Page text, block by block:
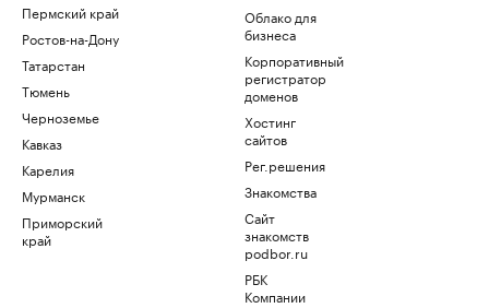
Пермский край
Ростов-на-Дону
Татарстан
Тюмень
Черноземье
Кавказ
Карелия
Мурманск
Приморский
край
Облако для
бизнеса
Корпоративный
регистратор
доменов
Хостинг
сайтов
Рег.решения
Знакомства
Сайт
знакомств
podbor.ru
РБК
Компании